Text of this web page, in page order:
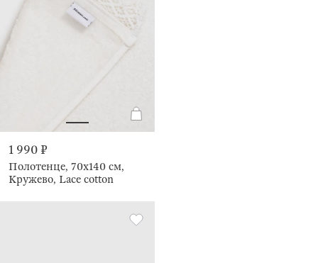
1 990 ₽
Полотенце, 70х140 см,
Кружево, Lace cotton